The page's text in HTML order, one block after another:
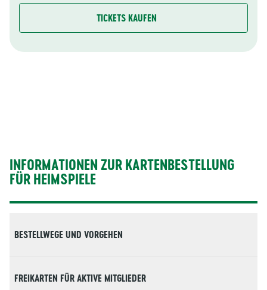
TICKETS KAUFEN
INFORMATIONEN ZUR KARTENBESTELLUNG
FÜR HEIMSPIELE
BESTELLWEGE UND VORGEHEN
Bestellungen für Heimspiele können ausschließlich
FREIKARTEN FÜR AKTIVE MITGLIEDER